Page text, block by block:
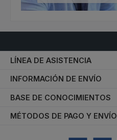
LÍNEA DE ASISTENCIA
INFORMACIÓN DE ENVÍO
BASE DE CONOCIMIENTOS
MÉTODOS DE PAGO Y ENVÍO